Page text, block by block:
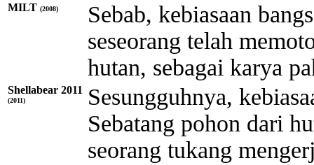
MILT (2008)
Sebab, kebiasaan
seseorang telah
hutan, sebagai karya
Shellabear 2011
(2011)
Sesungguhnya,
Sebatang pohon dari
seorang tukang